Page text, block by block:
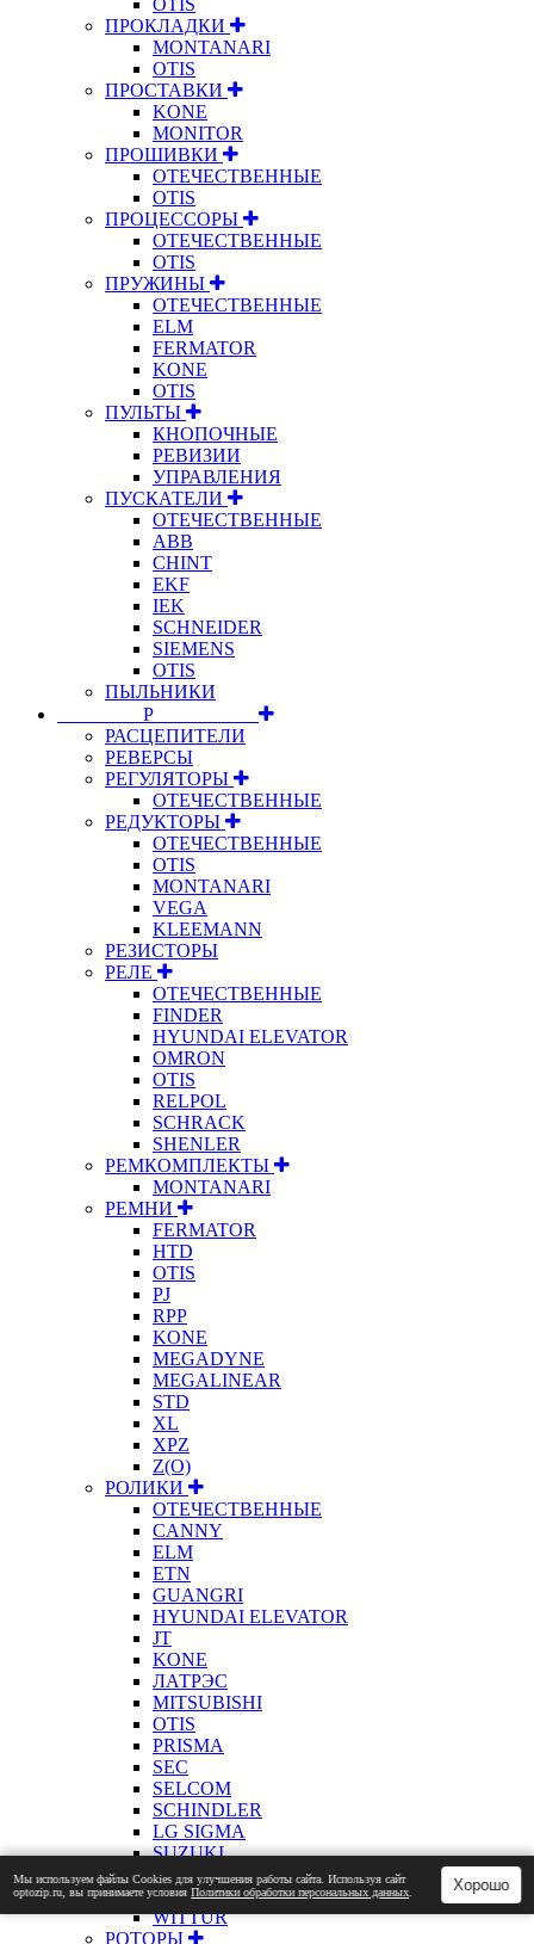
ПРОКЛАДКИ
MONTANARI
OTIS
ПРОСТАВКИ
KONE
MONITOR
ПРОШИВКИ
ОТЕЧЕСТВЕННЫЕ
OTIS
ПРОЦЕССОРЫ
ОТЕЧЕСТВЕННЫЕ
OTIS
ПРУЖИНЫ
ОТЕЧЕСТВЕННЫЕ
ELM
FERMATOR
KONE
OTIS
ПУЛЬТЫ
КНОПОЧНЫЕ
РЕВИЗИИ
УПРАВЛЕНИЯ
ПУСКАТЕЛИ
ОТЕЧЕСТВЕННЫЕ
ABB
CHINT
EKF
IEK
SCHNEIDER
SIEMENS
OTIS
ПЫЛЬНИКИ
⠀⠀⠀⠀⠀⠀Р⠀⠀⠀⠀⠀⠀⠀
РАСЦЕПИТЕЛИ
РЕВЕРСЫ
РЕГУЛЯТОРЫ
ОТЕЧЕСТВЕННЫЕ
РЕДУКТОРЫ
ОТЕЧЕСТВЕННЫЕ
OTIS
MONTANARI
VEGA
KLEEMANN
РЕЗИСТОРЫ
РЕЛЕ
ОТЕЧЕСТВЕННЫЕ
FINDER
HYUNDAI ELEVATOR
OMRON
OTIS
RELPOL
SCHRACK
SHENLER
РЕМКОМПЛЕКТЫ
MONTANARI
РЕМНИ
FERMATOR
HTD
OTIS
PJ
RPP
KONE
MEGADYNE
MEGALINEAR
STD
XL
XPZ
Z(О)
РОЛИКИ
ОТЕЧЕСТВЕННЫЕ
CANNY
ELM
ETN
GUANGRI
HYUNDAI ELEVATOR
JT
KONE
ЛАТРЭС
MITSUBISHI
OTIS
PRISMA
SEC
SELCOM
SCHINDLER
LG SIGMA
SUZUKI
XIZI OTIS
WELLMAKS
WITTUR
РОТОРЫ
Мы используем файлы Сookies для улучшения работы сайта. Используя сайт
optozip.ru, вы принимаете условияПолитики обработки персональных данных Хорошо